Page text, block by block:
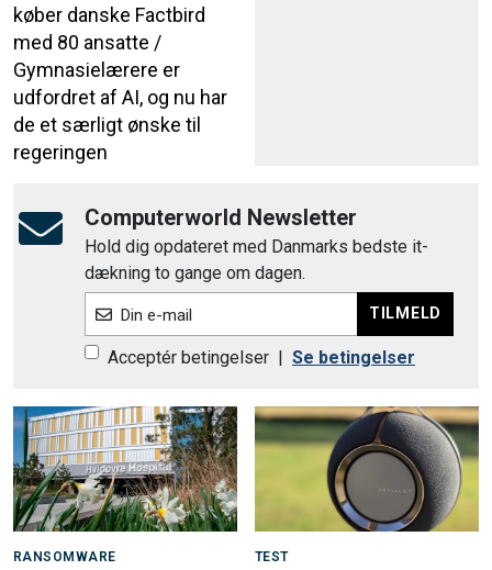
køber danske Factbird
med 80 ansatte /
Gymnasielærere er
udfordret af AI, og nu har
de et særligt ønske til
regeringen
Computerworld Newsletter
Hold dig opdateret med Danmarks bedste it-
dækning to gange om dagen.
Din e-mail TILMELD
Acceptér betingelser | Se betingelser
RANSOMWARE TEST